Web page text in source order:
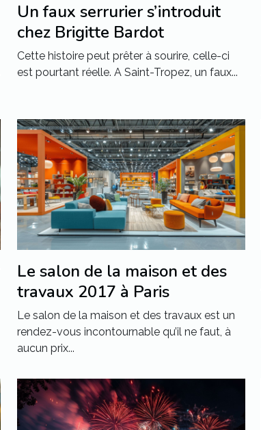
Un faux serrurier s’introduit
chez Brigitte Bardot
Cette histoire peut prêter à sourire, celle-ci
est pourtant réelle. A Saint-Tropez, un faux...
Le salon de la maison et des
travaux 2017 à Paris
Le salon de la maison et des travaux est un
rendez-vous incontournable qu’il ne faut, à
aucun prix...